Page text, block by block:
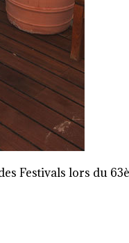
Festivals lors du